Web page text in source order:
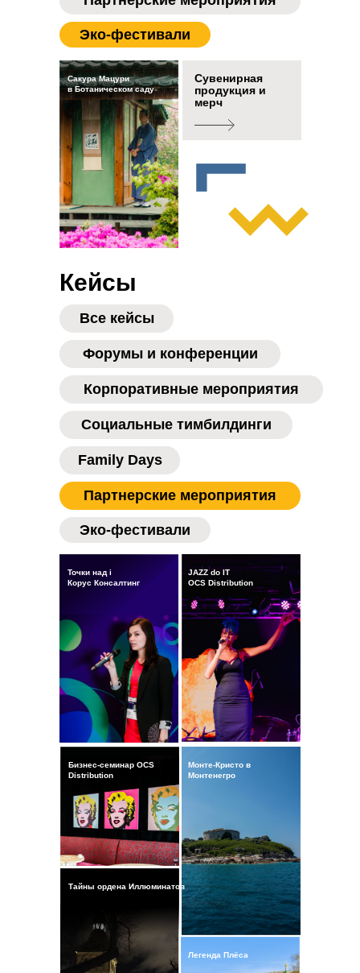
Сувенирная
продукция и
мерч
Эко-фестивали
Сакура Мацури
в Ботаническом саду
Кейсы
Форумы и конференции
Корпоративные мероприятия
JAZZ do IT
OCS Distribution
Точки над i
Корус Консалтинг
Социальные тимбилдинги
Family Days
Эко-фестивали
Партнерские мероприятия
Бизнес-семинар OCS
Distribution
Монте-Кристо в
Монтенегро
Тайны ордена Иллюминатов
Легенда Плёса
Все кейсы